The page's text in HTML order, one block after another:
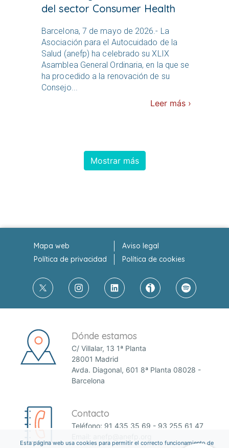
del sector Consumer Health
Barcelona, 7 de mayo de 2026.- La
Asociación para el Autocuidado de la
Salud (anefp) ha celebrado su XLIX
Asamblea General Ordinaria, en la que se
ha procedido a la renovación de su
Consejo...
Leer más ›
Mostrar más
Mapa web
Aviso legal
Política de privacidad
Política de cookies
Dónde estamos
C/ Villalar, 13 1ª Planta
28001 Madrid
Avda. Diagonal, 601 8ª Planta 08028 -
Barcelona
Contacto
Teléfono: 91 435 35 69 - 93 255 61 47
Esta página web usa cookies para permitir el correcto funcionamiento de